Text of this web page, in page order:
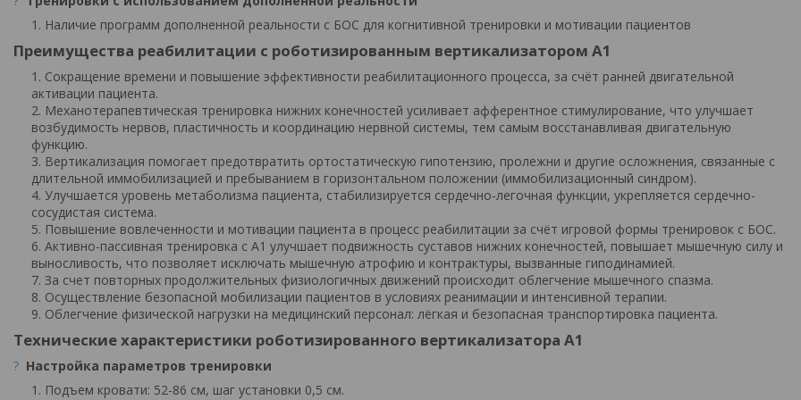
Наличие программ дополненной реальности с БОС для когнитивной тренировки и мотивации пациентов
Преимущества реабилитации с роботизированным вертикализатором А1
Сокращение времени и повышение эффективности реабилитационного процесса, за счёт ранней двигательной
активации пациента.
Механотерапевтическая тренировка нижних конечностей усиливает афферентное стимулирование, что улучшает
возбудимость нервов, пластичность и координацию нервной системы, тем самым восстанавливая двигательную
функцию.
Вертикализация помогает предотвратить ортостатическую гипотензию, пролежни и другие осложнения, связанные с
длительной иммобилизацией и пребыванием в горизонтальном положении (иммобилизационный синдром).
Улучшается уровень метаболизма пациента, стабилизируется сердечно-легочная функции, укрепляется сердечно-
сосудистая система.
Повышение вовлеченности и мотивации пациента в процесс реабилитации за счёт игровой формы тренировок с БОС.
Активно-пассивная тренировка с А1 улучшает подвижность суставов нижних конечностей, повышает мышечную силу и
выносливость, что позволяет исключать мышечную атрофию и контрактуры, вызванные гиподинамией.
За счет повторных продолжительных физиологичных движений происходит облегчение мышечного спазма.
Осуществление безопасной мобилизации пациентов в условиях реанимации и интенсивной терапии.
Облегчение физической нагрузки на медицинский персонал: лёгкая и безопасная транспортировка пациента.
Технические характеристики роботизированного вертикализатора А1
? Настройка параметров тренировки
Подъем кровати: 52-86 см, шаг установки 0,5 см.